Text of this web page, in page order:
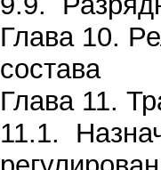
Глава 10.
состава
Глава 11.
11.1.